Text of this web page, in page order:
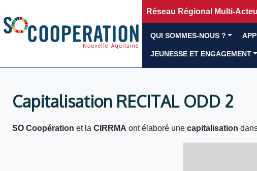
Réseau Régional Multi-
QUI SOMMES-NOUS ?
JEUNESSE ET ENGAGEMENT
Capitalisation RECITAL ODD 2
SO Coopération et la CIRRMA ont élaboré une capitalisation